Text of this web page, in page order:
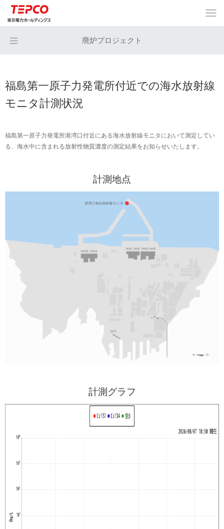
廃炉プロジェクト
福島第一原子力発電所付近での海水放射線
モニタ計測状況
福島第一原子力発電所港湾口付近にある海水放射線モニタにおいて測定してい
る、海水中に含まれる放射性物質濃度の測定結果をお知らせいたします。
計測地点
計測グラフ